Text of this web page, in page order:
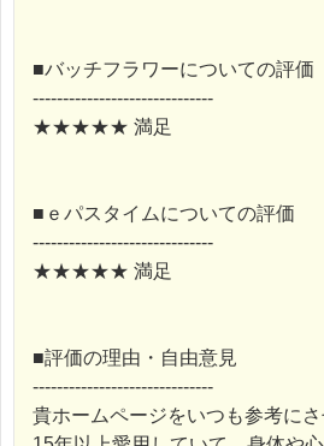
■バッチフラワーについての評価
------------------------------
★★★★★ 満足
■ｅパスタイムについての評価
------------------------------
★★★★★ 満足
■評価の理由・自由意見
------------------------------
貴ホームページをいつも参考にさ